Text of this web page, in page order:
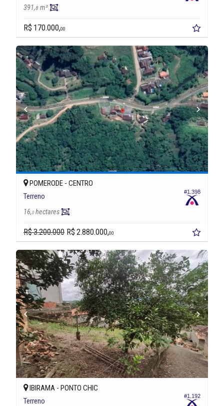
391,8 m²
R$ 170.000,00
#1.398
POMERODE - CENTRO
Terreno
16,0 hectares
R$ 3.200.000 R$ 2.880.000,00
#1.192
IBIRAMA - PONTO CHIC
Terreno